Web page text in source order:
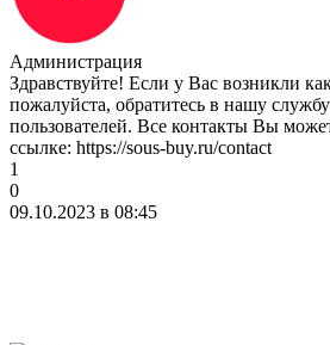
Администрация
Здравствуйте! Если у Вас возникли
пожалуйста, обратитесь в нашу
пользователей. Все контакты Вы
ссылке: https://sous-buy.ru/contact
1
0
09.10.2023 в 08:45